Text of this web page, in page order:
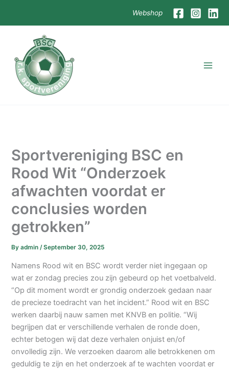
Webshop
Sportvereniging BSC en
Rood Wit “Onderzoek
afwachten voordat er
conclusies worden
getrokken”
Byadmin/September 30, 2025
Namens Rood wit en BSC wordt verder niet ingegaan op
wat er zondag precies zou zijn gebeurd op het voetbalveld.
“Op dit moment wordt er grondig onderzoek gedaan naar
de precieze toedracht van het incident.” Rood wit en BSC
werken daarbij nauw samen met KNVB en politie. “Wij
begrijpen dat er verschillende verhalen de ronde doen,
echter betogen wij dat deze verhalen onjuist en/of
onvolledig zijn. We verzoeken daarom alle betrokkenen om
geduldig te zijn en het onderzoek af te wachten voordat er